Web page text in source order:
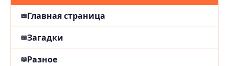
Главная страница
Загадки
Разное